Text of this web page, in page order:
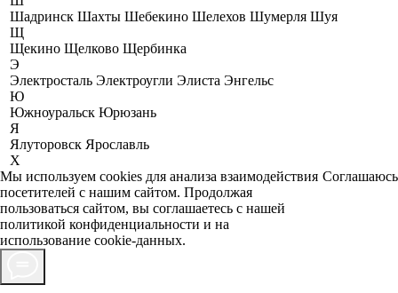
Шадринск Шахты Шебекино Шелехов Шумерля Шуя
Щ
Щекино Щелково Щербинка
Э
Электросталь Электроугли Элиста Энгельс
Ю
Южноуральск Юрюзань
Я
Ялуторовск Ярославль
X
Мы используем cookies для анализа взаимодействия
посетителей с нашим сайтом. Продолжая
пользоваться сайтом, вы соглашаетесь с нашей
политикой конфиденциальности и на
использование cookie-данных.
Соглашаюсь